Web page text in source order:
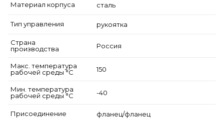
Материал корпуса сталь
Тип управления рукоятка
Страна
производства
Россия
Макс. температура
рабочей среды °С
150
Мин. температура
рабочей среды °С
-40
Присоединение фланец/фланец